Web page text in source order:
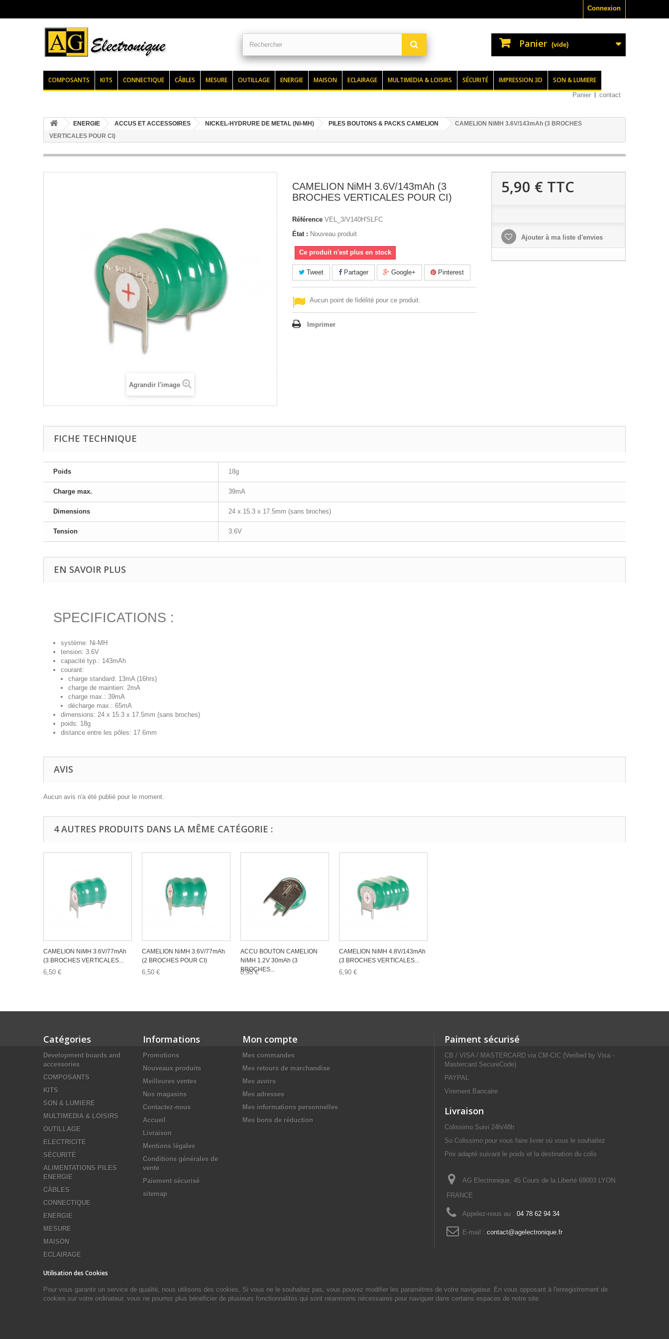
Connexion
Panier (vide)
COMPOSANTS KITS CONNECTIQUE CÂBLES MESURE OUTILLAGE ENERGIE MAISON ECLAIRAGE MULTIMEDIA & LOISIRS SÉCURITÉ IMPRESSION 3D SON & LUMIERE
Panier contact
ENERGIE ACCUS ET ACCESSOIRES NICKEL-HYDRURE DE METAL (NI-MH) PILES BOUTONS & PACKS CAMELION
CAMELION NiMH 3.6V/143mAh (3 BROCHES
VERTICALES POUR CI)
Agrandir l'image
CAMELION NiMH 3.6V/143mAh (3
BROCHES VERTICALES POUR CI)
Référence VEL_3/V140H'SLFC
État : Nouveau produit
Ce produit n'est plus en stock
Tweet Partager Google+ Pinterest
Aucun point de fidélité pour ce produit.
Imprimer
5,90 € TTC
Ajouter à ma liste d'envies
FICHE TECHNIQUE
Poids 18g
Charge max. 39mA
Dimensions 24 x 15.3 x 17.5mm (sans broches)
Tension 3.6V
EN SAVOIR PLUS
SPECIFICATIONS :
système: Ni-MH
tension: 3.6V
capacité typ.: 143mAh
courant:
charge standard: 13mA (16hrs)
charge de maintien: 2mA
charge max.: 39mA
décharge max.: 65mA
dimensions: 24 x 15.3 x 17.5mm (sans broches)
poids: 18g
distance entre les pôles: 17.6mm
AVIS
Aucun avis n'a été publié pour le moment.
4 AUTRES PRODUITS DANS LA MÊME CATÉGORIE :
CAMELION NiMH 3.6V/77mAh
(3 BROCHES VERTICALES...
6,50 €
CAMELION NiMH 3.6V/77mAh
(2 BROCHES POUR CI)
6,50 €
ACCU BOUTON CAMELION
NiMH 1.2V 30mAh (3
BROCHES...
0,95 €
CAMELION NiMH 4.8V/143mAh
(3 BROCHES VERTICALES...
6,90 €
Catégories
Development boards and
accessories
COMPOSANTS
KITS
SON & LUMIERE
MULTIMEDIA & LOISIRS
OUTILLAGE
ELECTRICITE
SÉCURITÉ
ALIMENTATIONS PILES
ENERGIE
CÂBLES
CONNECTIQUE
ENERGIE
MESURE
MAISON
ECLAIRAGE
Informations
Promotions
Nouveaux produits
Meilleures ventes
Nos magasins
Contactez-nous
Accueil
Livraison
Mentions légales
Conditions générales de
vente
Paiement sécurisé
sitemap
Mon compte
Mes commandes
Mes retours de marchandise
Mes avoirs
Mes adresses
Mes informations personnelles
Mes bons de réduction
Paiment sécurisé
CB / VISA / MASTERCARD via CM-CIC (Verified by Visa -
Mastercard SecureCode)
PAYPAL
Virement Bancaire
Livraison
Colissimo Suivi 24h/48h
So Colissimo pour vous faire livrer où vous le souhaitez
Prix adapté suivant le poids et la destination du colis
AG Electronique, 45 Cours de la Liberté 69003 LYON
FRANCE
Appelez-nous au : 04 78 62 94 34
E-mail : contact@agelectronique.fr
Utilisation des Cookies
Pour vous garantir un service de qualité, nous utilisons des cookies. Si vous ne le souhaitez pas, vous pouvez modifier les paramètres de votre navigateur. En vous opposant à l'enregistrement de
cookies sur votre ordinateur, vous ne pourrez plus bénéficier de plusieurs fonctionnalités qui sont néanmoins nécessaires pour naviguer dans certains espaces de notre site